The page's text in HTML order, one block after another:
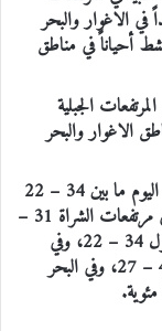
في الاغوار والبحر
أحياناً في مناطق
الجبلية
الاغوار والبحر
وتتراوح درجات الحرارة العظمى والصغرى في عمان اليوم ما بين 34 – 22
درجة مئوية، وفي المرتفعات الشمالية 30 – 19، وفي مرتفعات الشراة 31 –
18، وفي مناطق البادية 38 – 23، وفي مناطق السهول 34 – 22، وفي
الاغوار الشمالية 40 – 24، وفي الأغوار الجنوبية 41 – 27، وفي البحر